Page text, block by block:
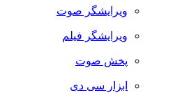
ویرایشگر صوت
ویرایشگر فیلم
پخش صوت
ابزار سی دی